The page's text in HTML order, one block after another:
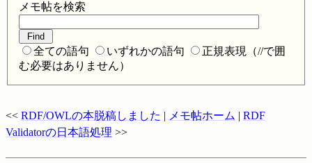
メモ帖を検索
全ての語句 いずれかの語句
正規表現（//で囲
む必要はありません）
<< RDF/OWLの本脱稿しました | メモ帖ホーム | RDF
Validatorの日本語処理 >>